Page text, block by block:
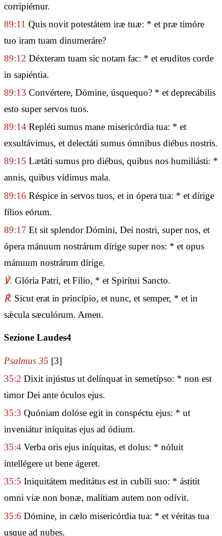
corripiémur.
89:11 Quis novit potestátem iræ tuæ: * et præ timóre
tuo iram tuam dinumeráre?
89:12 Déxteram tuam sic notam fac: * et erudítos corde
in sapiéntia.
89:13 Convértere, Dómine, úsquequo? * et deprecábilis
esto super servos tuos.
89:14 Repléti sumus mane misericórdia tua: * et
exsultávimus, et delectáti sumus ómnibus diébus nostris.
89:15 Lætáti sumus pro diébus, quibus nos humiliásti: *
annis, quibus vídimus mala.
89:16 Réspice in servos tuos, et in ópera tua: * et dírige
fílios eórum.
89:17 Et sit splendor Dómini, Dei nostri, super nos, et
ópera mánuum nostrárum dírige super nos: * et opus
mánuum nostrárum dírige.
℣. Glória Patri, et Fílio, * et Spirítui Sancto.
℟. Sicut erat in princípio, et nunc, et semper, * et in
sǽcula sæculórum. Amen.
Sezione Laudes4
Psalmus 35 [3]
35:2 Dixit injústus ut delínquat in semetípso: * non est
timor Dei ante óculos ejus.
35:3 Quóniam dolóse egit in conspéctu ejus: * ut
inveniátur iníquitas ejus ad ódium.
35:4 Verba oris ejus iníquitas, et dolus: * nóluit
intellégere ut bene ágeret.
35:5 Iniquitátem meditátus est in cubíli suo: * ástitit
omni viæ non bonæ, malítiam autem non odívit.
35:6 Dómine, in cælo misericórdia tua: * et véritas tua
usque ad nubes.